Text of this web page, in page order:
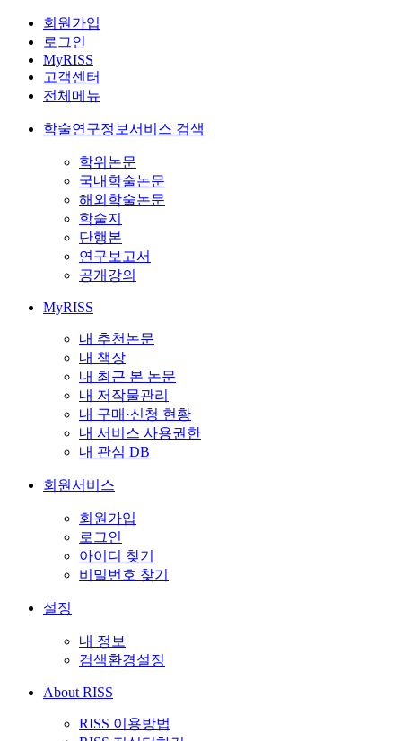
회원가입
로그인
MyRISS
고객센터
전체메뉴
학술연구정보서비스 검색
학위논문
국내학술논문
해외학술논문
학술지
단행본
연구보고서
공개강의
MyRISS
내 추천논문
내 책장
내 최근 본 논문
내 저작물관리
내 구매·신청 현황
내 서비스 사용권한
내 관심 DB
회원서비스
회원가입
로그인
아이디 찾기
비밀번호 찾기
설정
내 정보
검색환경설정
About RISS
RISS 이용방법